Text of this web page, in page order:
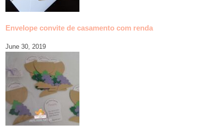
Envelope convite de casamento com renda
June 30, 2019